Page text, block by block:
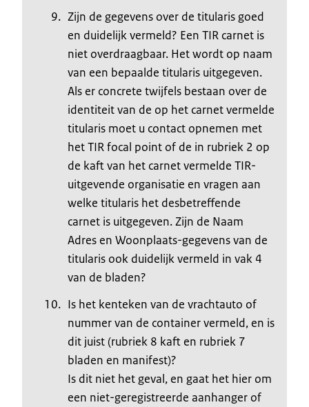
Zijn de gegevens over de titularis goed
en duidelijk vermeld? Een TIR carnet is
niet overdraagbaar. Het wordt op naam
van een bepaalde titularis uitgegeven.
Als er concrete twijfels bestaan over de
identiteit van de op het carnet vermelde
titularis moet u contact opnemen met
het TIR focal point of de in rubriek 2 op
de kaft van het carnet vermelde TIR-
uitgevende organisatie en vragen aan
welke titularis het desbetreffende
carnet is uitgegeven. Zijn de Naam
Adres en Woonplaats-gegevens van de
titularis ook duidelijk vermeld in vak 4
van de bladen?
Is het kenteken van de vrachtauto of
nummer van de container vermeld, en is
dit juist (rubriek 8 kaft en rubriek 7
bladen en manifest)?
Is dit niet het geval, en gaat het hier om
een niet-geregistreerde aanhanger of